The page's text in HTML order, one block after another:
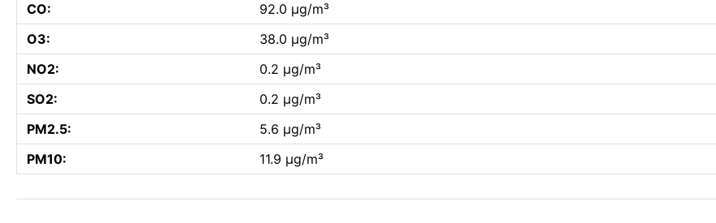
CO:
92.0 µg/m³
O3:
38.0 µg/m³
NO2:
0.2 µg/m³
SO2:
0.2 µg/m³
PM2.5:
5.6 µg/m³
PM10:
11.9 µg/m³